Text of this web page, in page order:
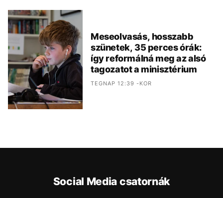
Meseolvasás, hosszabb
szünetek, 35 perces órák:
így reformálná meg az alsó
tagozatot a minisztérium
TEGNAP 12:39 -KOR
Social Media csatornák